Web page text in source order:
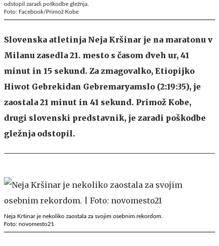
odstopil zaradi poškodbe gležnja.
Foto: Facebook/Primož Kobe
Slovenska atletinja Neja Kršinar je na maratonu v
Milanu zasedla 21. mesto s časom dveh ur, 41
minut in 15 sekund. Za zmagovalko, Etiopijko
Hiwot Gebrekidan Gebremaryamslo (2:19:35), je
zaostala 21 minut in 41 sekund. Primož Kobe,
drugi slovenski predstavnik, je zaradi poškodbe
gležnja odstopil.
Neja Kršinar je nekoliko zaostala za svojim osebnim rekordom.
Foto: novomesto21